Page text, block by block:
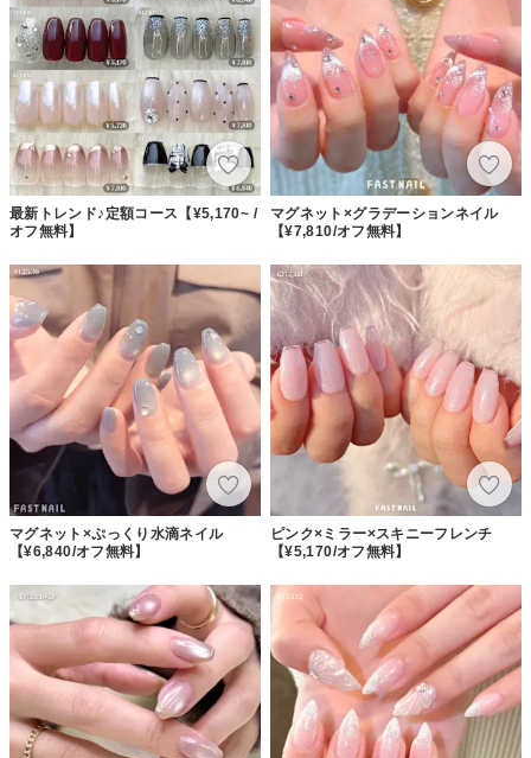
最新トレンド♪定額コース【¥5,170~ /
オフ無料】
マグネット×グラデーションネイル
【¥7,810/オフ無料】
マグネット×ぷっくり水滴ネイル
【¥6,840/オフ無料】
ピンク×ミラー×スキニーフレンチ
【¥5,170/オフ無料】